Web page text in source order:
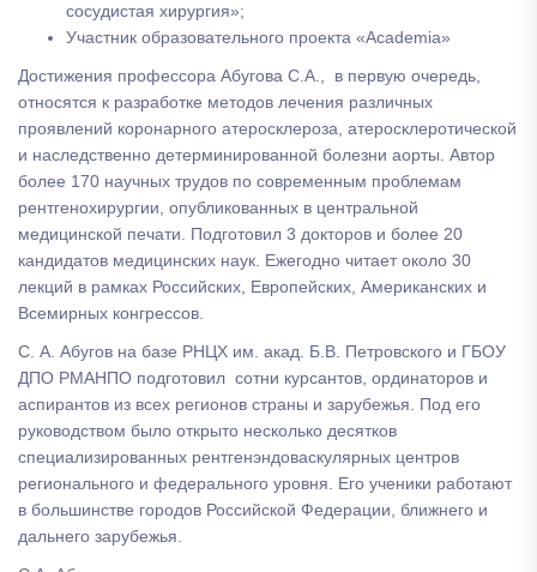
сосудистая хирургия»;
Участник образовательного проекта «Academia»
Достижения профессора Абугова С.А., в первую очередь,
относятся к разработке методов лечения различных
проявлений коронарного атеросклероза, атеросклеротической
и наследственно детерминированной болезни аорты. Автор
более 170 научных трудов по современным проблемам
рентгенохирургии, опубликованных в центральной
медицинской печати. Подготовил 3 докторов и более 20
кандидатов медицинских наук. Ежегодно читает около 30
лекций в рамках Российских, Европейских, Американских и
Всемирных конгрессов.
С. А. Абугов на базе РНЦХ им. акад. Б.В. Петровского и ГБОУ
ДПО РМАНПО подготовил сотни курсантов, ординаторов и
аспирантов из всех регионов страны и зарубежья. Под его
руководством было открыто несколько десятков
специализированных рентгенэндоваскулярных центров
регионального и федерального уровня. Его ученики работают
в большинстве городов Российской Федерации, ближнего и
дальнего зарубежья.